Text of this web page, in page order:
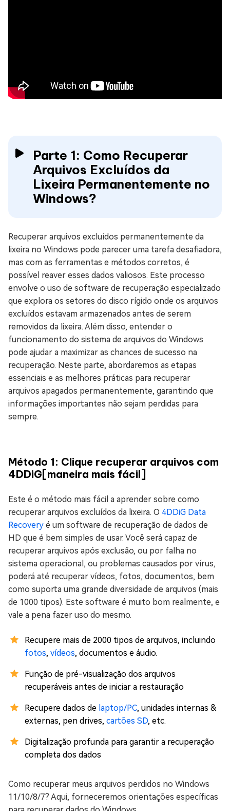
Parte 1: Como Recuperar
Arquivos Excluídos da
Lixeira Permanentemente no
Windows?
Recuperar arquivos excluídos permanentemente da
lixeira no Windows pode parecer uma tarefa desafiadora,
mas com as ferramentas e métodos corretos, é
possível reaver esses dados valiosos. Este processo
envolve o uso de software de recuperação especializado
que explora os setores do disco rígido onde os arquivos
excluídos estavam armazenados antes de serem
removidos da lixeira. Além disso, entender o
funcionamento do sistema de arquivos do Windows
pode ajudar a maximizar as chances de sucesso na
recuperação. Neste parte, abordaremos as etapas
essenciais e as melhores práticas para recuperar
arquivos apagados permanentemente, garantindo que
informações importantes não sejam perdidas para
sempre.
Método 1: Clique recuperar arquivos com
4DDiG[maneira mais fácil]
Este é o método mais fácil a aprender sobre como
recuperar arquivos excluídos da lixeira. O 4DDiG Data
Recovery é um software de recuperação de dados de
HD que é bem simples de usar. Você será capaz de
recuperar arquivos após exclusão, ou por falha no
sistema operacional, ou problemas causados por vírus,
poderá até recuperar vídeos, fotos, documentos, bem
como suporta uma grande diversidade de arquivos (mais
de 1000 tipos). Este software é muito bom realmente, e
vale a pena fazer uso do mesmo.
Recupere mais de 2000 tipos de arquivos, incluindo
fotos, vídeos, documentos e áudio.
Função de pré-visualização dos arquivos
recuperáveis antes de iniciar a restauração
Recupere dados de laptop/PC, unidades internas &
externas, pen drives, cartões SD, etc.
Digitalização profunda para garantir a recuperação
completa dos dados
Como recuperar meus arquivos perdidos no Windows
11/10/8/7? Aqui, forneceremos orientações específicas